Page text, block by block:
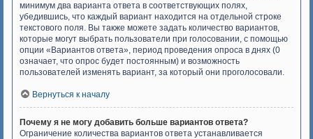
минимум два варианта ответа в соответствующих полях,
убедившись, что каждый вариант находится на отдельной строке
текстового поля. Вы также можете задать количество вариантов,
которые могут выбрать пользователи при голосовании, с помощью
опции «Вариантов ответа», период проведения опроса в днях (0
означает, что опрос будет постоянным) и возможность
пользователей изменять вариант, за который они проголосовали.
Вернуться к началу
Почему я не могу добавить больше вариантов ответа?
Ограничение количества вариантов ответа устанавливается